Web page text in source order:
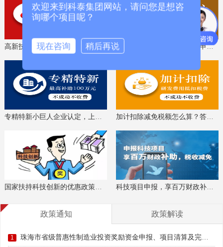
二、支持项目入库
投资奖励资金支持项目将从测算项目中评审遴选产生。
(一)支持项目应具备条件
1.已申报本次投资奖励资金测算项目。
推荐。
(二)支持方式及标准
支持项目主要采用事后奖励方式予以支持，已采用事前
扶持方式获得投资奖励资金但未按规定完工验收的项目不予
支持。
本次申请的清算奖励资金额=2021-2025年累计实际固
定资产投资额*2%-累计已下达奖励资金(万元，保留小数点
定新增实际固定资产投资额坚持审慎、实质重于形式的原
高新技术企业认定，免费评估，通过后再收费 省工程技术研究中心，专业申报、指导培训
加计扣除减免税额怎么算？答疑解惑、咨询培训
国家扶持科技创新的优惠政策，索取资料、解读政策 科技项目申报，享百万财政补贴，减免40%所得税
政策通知 政策解读
1 珠海市省级普惠性制造业投资奖励资金申报、项目清算及完工验收时间、条件要求、奖补标准
欢迎来到科泰集团网站，请问您是想咨
询哪个项目呢？
现在咨询 稍后再说